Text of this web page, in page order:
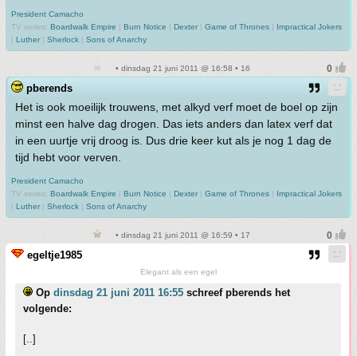
President Camacho
TV series: Boardwalk Empire | Burn Notice | Dexter | Game of Thrones | Impractical Jokers
| Luther | Sherlock | Sons of Anarchy
• dinsdag 21 juni 2011 @ 16:58 • 16
pberends
Het is ook moeilijk trouwens, met alkyd verf moet de boel op zijn
minst een halve dag drogen. Das iets anders dan latex verf dat
in een uurtje vrij droog is. Dus drie keer kut als je nog 1 dag de
tijd hebt voor verven.
President Camacho
TV series: Boardwalk Empire | Burn Notice | Dexter | Game of Thrones | Impractical Jokers
| Luther | Sherlock | Sons of Anarchy
• dinsdag 21 juni 2011 @ 16:59 • 17
egeltje1985
Elegant als een egel
Op dinsdag 21 juni 2011 16:55 schreef pberends het
volgende:
[..]